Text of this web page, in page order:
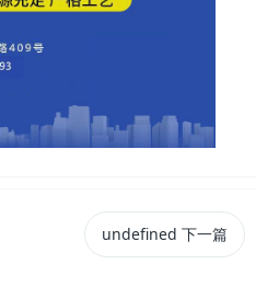
undefined 下一篇